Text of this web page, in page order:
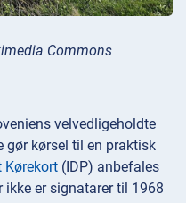
Commons
velvedligeholdte
gør kørsel til en praktisk
Kørekort (IDP) anbefales
er signatarer til 1968